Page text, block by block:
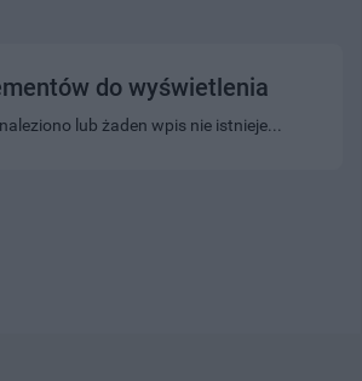
do wyświetlenia
lub żaden wpis nie istnieje...